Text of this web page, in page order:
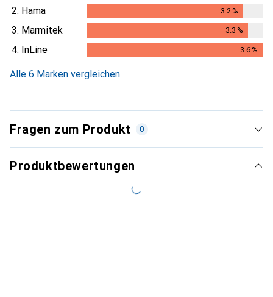
3.1%
2. Hama 3.2 %
3.2%
3. Marmitek 3.3 %
3.3%
4. InLine 3.6%
Alle 6 Marken vergleichen
Fragen zum Produkt 0
Produktbewertungen